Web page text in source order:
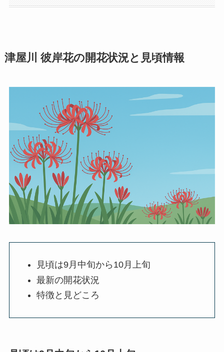
津屋川 彼岸花の開花状況と見頃情報
見頃は9月中旬から10月上旬
最新の開花状況
特徴と見どころ